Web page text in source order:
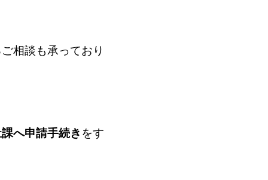
相談も承っており
へ申請手続き をす